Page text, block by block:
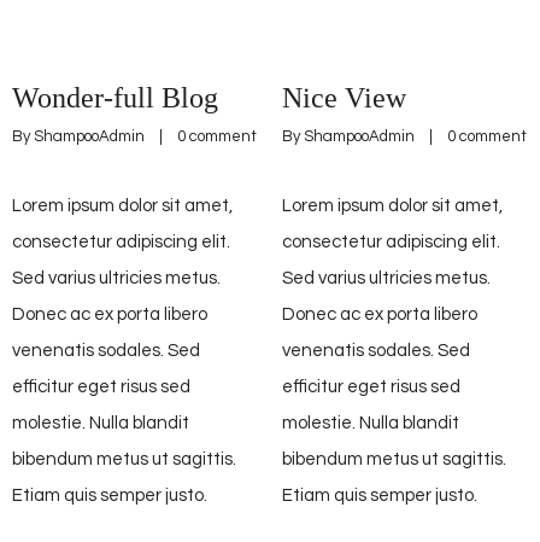
Wonder-full Blog
By ShampooAdmin 0 comment
Lorem ipsum dolor sit amet,
consectetur adipiscing elit.
Sed varius ultricies metus.
Donec ac ex porta libero
venenatis sodales. Sed
efficitur eget risus sed
molestie. Nulla blandit
bibendum metus ut sagittis.
Etiam quis semper justo.
Nice View
By ShampooAdmin 0 comment
Lorem ipsum dolor sit amet,
consectetur adipiscing elit.
Sed varius ultricies metus.
Donec ac ex porta libero
venenatis sodales. Sed
efficitur eget risus sed
molestie. Nulla blandit
bibendum metus ut sagittis.
Etiam quis semper justo.